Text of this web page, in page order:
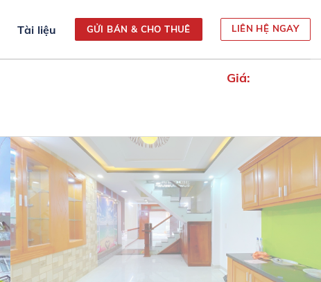
Tài liệu GỬI BÁN & CHO THUÊ LIÊN HỆ NGAY
Giá: